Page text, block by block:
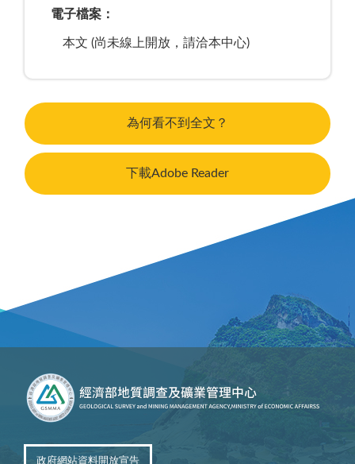
電子檔案：
本文 (尚未線上開放，請洽本中心)
為何看不到全文？
下載Adobe Reader
政府網站資料開放宣告